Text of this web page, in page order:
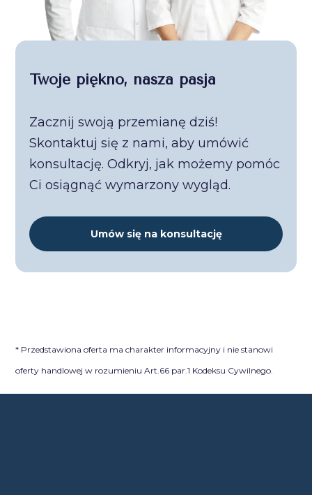
Twoje piękno, nasza pasja
Zacznij swoją przemianę dziś!
Skontaktuj się z nami, aby umówić
konsultację. Odkryj, jak możemy pomóc
Ci osiągnąć wymarzony wygląd.
Umów się na konsultację
* Przedstawiona oferta ma charakter informacyjny i nie stanowi
oferty handlowej w rozumieniu Art.66 par.1 Kodeksu Cywilnego.